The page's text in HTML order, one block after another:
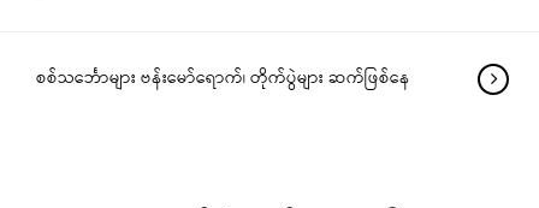
စစ်သင်္ဘောများ ဗန်းမော်ရောက်၊ တိုက်ပွဲများ ဆက်ဖြစ်နေ